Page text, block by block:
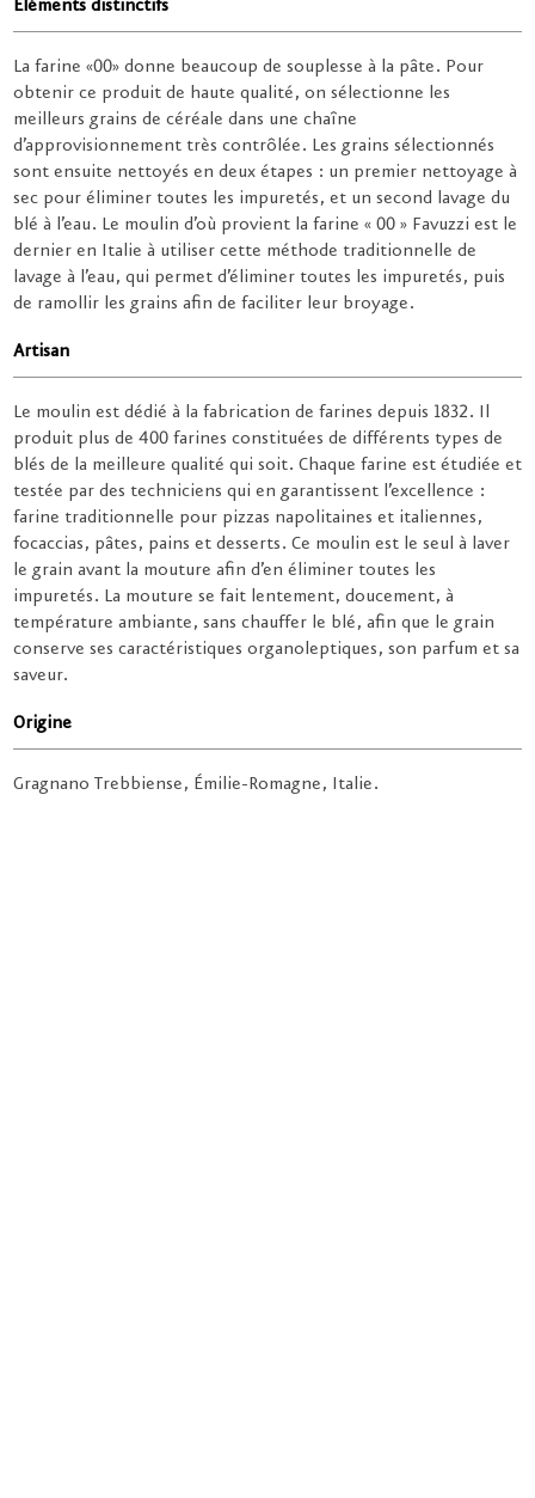
Éléments distinctifs
La farine «00» donne beaucoup de souplesse à la pâte. Pour
obtenir ce produit de haute qualité, on sélectionne les
meilleurs grains de céréale dans une chaîne
d’approvisionnement très contrôlée. Les grains sélectionnés
sont ensuite nettoyés en deux étapes : un premier nettoyage à
sec pour éliminer toutes les impuretés, et un second lavage du
blé à l’eau. Le moulin d’où provient la farine « 00 » Favuzzi est le
dernier en Italie à utiliser cette méthode traditionnelle de
lavage à l’eau, qui permet d’éliminer toutes les impuretés, puis
de ramollir les grains afin de faciliter leur broyage.
Artisan
Le moulin est dédié à la fabrication de farines depuis 1832. Il
produit plus de 400 farines constituées de différents types de
blés de la meilleure qualité qui soit. Chaque farine est étudiée et
testée par des techniciens qui en garantissent l’excellence :
farine traditionnelle pour pizzas napolitaines et italiennes,
focaccias, pâtes, pains et desserts. Ce moulin est le seul à laver
le grain avant la mouture afin d’en éliminer toutes les
impuretés. La mouture se fait lentement, doucement, à
température ambiante, sans chauffer le blé, afin que le grain
conserve ses caractéristiques organoleptiques, son parfum et sa
saveur.
Origine
Gragnano Trebbiense, Émilie-Romagne, Italie.